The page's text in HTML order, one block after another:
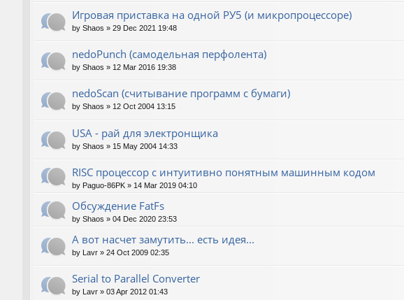
Игровая приставка на одной РУ5 (и микропроцессоре)
by Shaos » 29 Dec 2021 19:48
nedoPunch (самодельная перфолента)
by Shaos » 12 Mar 2016 19:38
nedoScan (считывание программ с бумаги)
by Shaos » 12 Oct 2004 13:15
USA - рай для электронщика
by Shaos » 15 May 2004 14:33
RISC процессор с интуитивно понятным машинным кодом
by Paguo-86PK » 14 Mar 2019 04:10
Обсуждение FatFs
by Shaos » 04 Dec 2020 23:53
А вот насчет замутить... есть идея...
by Lavr » 24 Oct 2009 02:35
Serial to Parallel Converter
by Lavr » 03 Apr 2012 01:43